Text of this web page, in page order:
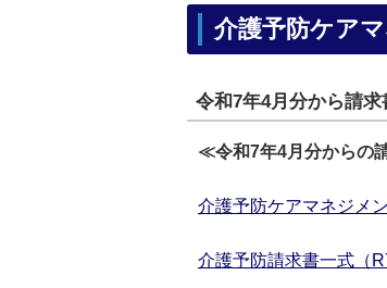
介護予防ケア
令和7年4月分から請
≪令和7年4月分からの
介護予防ケアマネジメ
介護予防請求書一式（